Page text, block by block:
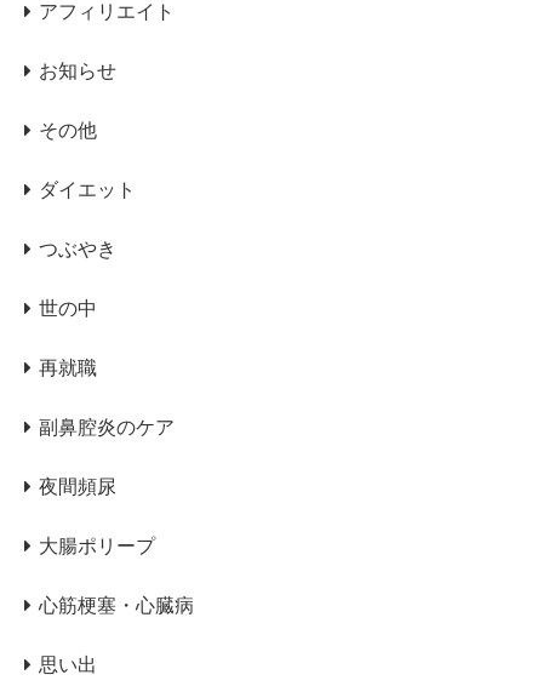
アフィリエイト
お知らせ
その他
ダイエット
つぶやき
世の中
再就職
副鼻腔炎のケア
夜間頻尿
大腸ポリープ
心筋梗塞・心臓病
思い出